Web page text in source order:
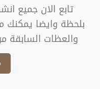
تابع الان جميع
بلحظة وايضا
والعظات السابقة